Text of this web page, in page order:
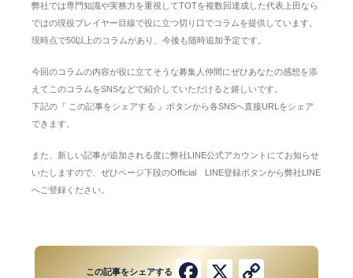
弊社では専門知識や実務力を重視してTOTを複数回達成した代表上田なら
ではの現役プレイヤー目線で役に立つ切り口でコラムを提供しています。
現時点で50以上のコラムがあり、今後も随時追加予定です。
今回のコラムの内容が役に立てそうな募集人仲間にぜひあなたの感想を添
えてこのコラムをSNSなどで紹介していただけると嬉しいです。
下記の『 この記事をシェアする 』ボタンから各SNSへ直接URLをシェア
できます。
また、新しい記事が追加される度に弊社LINE公式アカウントにてお知らせ
いたしますので、ぜひページ下段のOfficial LINE登録ボタンから弊社LINE
へご登録ください。
この記事をシェアする Facebook
X